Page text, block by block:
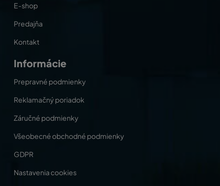
E-shop
Predajňa
Kontakt
Informácie
Prepravné podmienky
Reklamačný poriadok
Záručné podmienky
Všeobecné obchodné podmienky
GDPR
Nastavenia cookies